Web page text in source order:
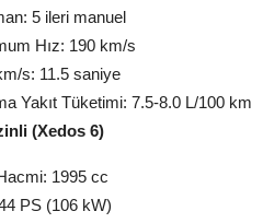
5 ileri manuel
Hız: 190 km/s
s: 11.5 saniye
Yakıt Tüketimi: 7.5-8.0 L/100 km
(Xedos 6)
1995 cc
PS (106 kW)